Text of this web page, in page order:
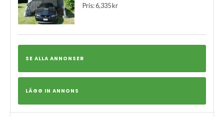
Pris: 6,335 kr
SE ALLA ANNONSER
LÄGG IN ANNONS